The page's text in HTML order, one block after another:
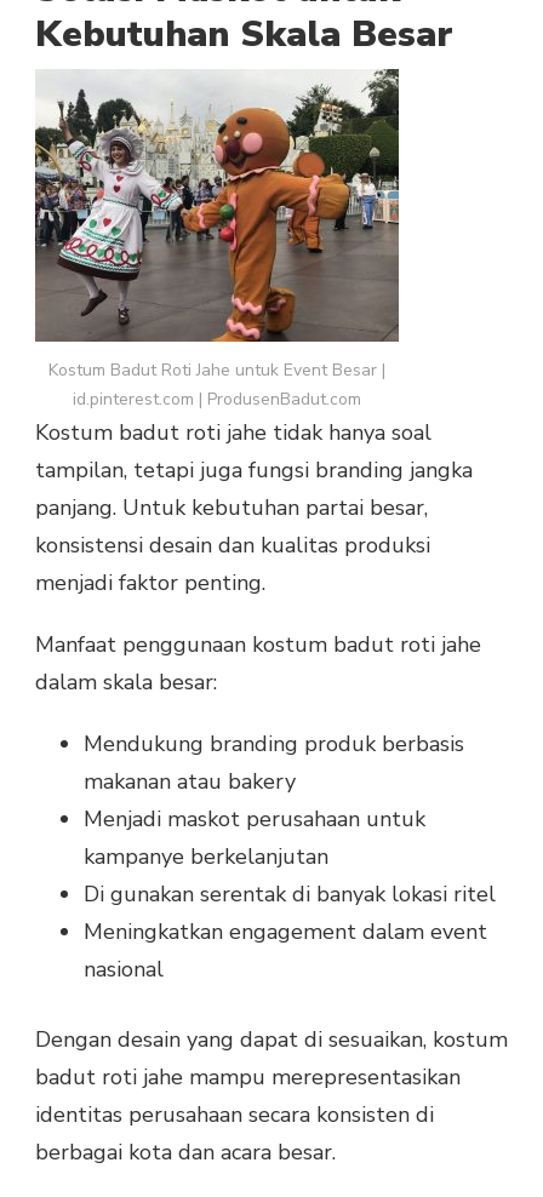
Kebutuhan Skala Besar
Kostum Badut Roti Jahe untuk Event Besar |
id.pinterest.com | ProdusenBadut.com
Kostum badut roti jahe tidak hanya soal
tampilan, tetapi juga fungsi branding jangka
panjang. Untuk kebutuhan partai besar,
konsistensi desain dan kualitas produksi
menjadi faktor penting.
Manfaat penggunaan kostum badut roti jahe
dalam skala besar:
Mendukung branding produk berbasis
makanan atau bakery
Menjadi maskot perusahaan untuk
kampanye berkelanjutan
Di gunakan serentak di banyak lokasi ritel
Meningkatkan engagement dalam event
nasional
Dengan desain yang dapat di sesuaikan, kostum
badut roti jahe mampu merepresentasikan
identitas perusahaan secara konsisten di
berbagai kota dan acara besar.